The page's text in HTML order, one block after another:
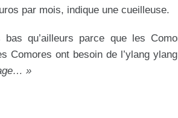
par mois, indique une cueilleuse.
qu’ailleurs parce que les
Comores ont besoin de l’ylang ylang
»